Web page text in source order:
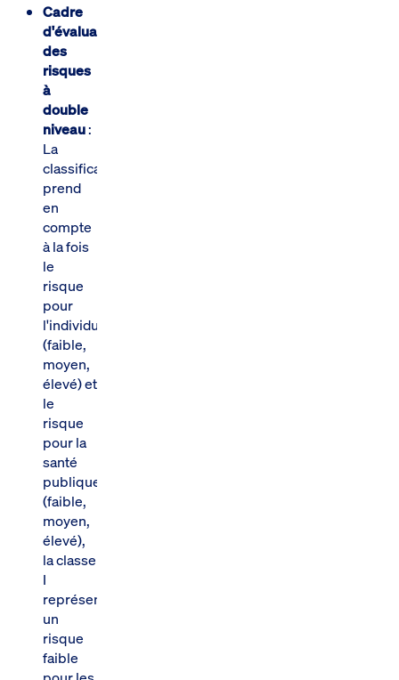
Cadre
d'évaluation
des
risques
à
double
niveau:
La
classification
prend
en
compte
à la fois
le
risque
pour
l'individu
(faible,
moyen,
élevé) et
le
risque
pour la
santé
publique
(faible,
moyen,
élevé),
la classe
I
représentant
un
risque
faible